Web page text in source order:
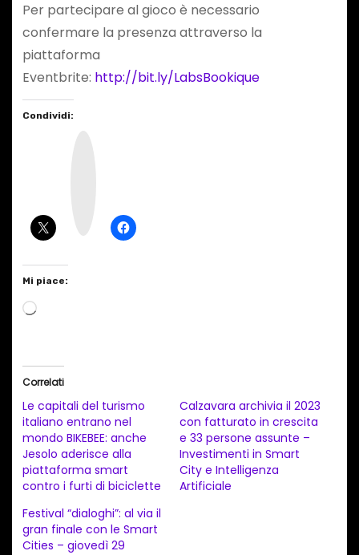
Per partecipare al gioco è necessario
confermare la presenza attraverso la
piattaforma
Eventbrite: http://bit.ly/LabsBookique
Condividi:
Mi piace:
C
a
m
e
n
t
o
Correlati
Le capitali del turismo
italiano entrano nel
mondo BIKEBEE: anche
Jesolo aderisce alla
piattaforma smart
contro i furti di biciclette
Calzavara archivia il 2023
con fatturato in crescita
e 33 persone assunte –
Investimenti in Smart
City e Intelligenza
Artificiale
Festival “dialoghi”: al via il
gran finale con le Smart
Cities – giovedì 29